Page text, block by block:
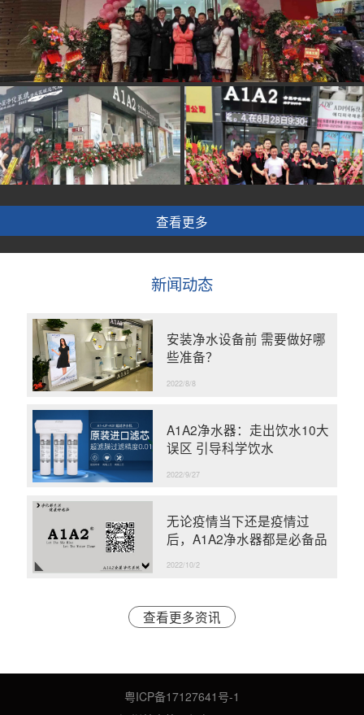
查看更多
新闻动态
安装净水设备前 需要做好哪
些准备？
2022/8/8
A1A2净水器：走出饮水10大
误区 引导科学饮水
2022/9/27
无论疫情当下还是疫情过
后，A1A2净水器都是必备品
2022/10/2
查看更多资讯
粤ICP备17127641号-1